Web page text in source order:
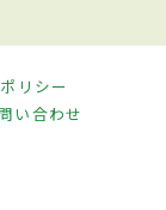
リシー
い合わせ